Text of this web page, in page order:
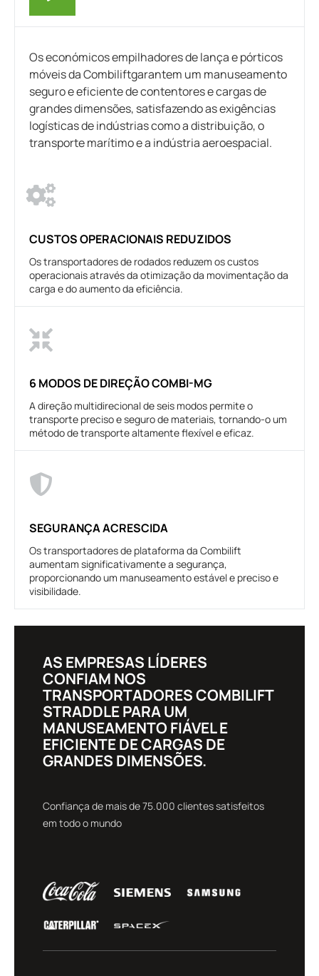
Os económicos empilhadores de lança e pórticos
móveis da Combiliftgarantem um manuseamento
seguro e eficiente de contentores e cargas de
grandes dimensões, satisfazendo as exigências
logísticas de indústrias como a distribuição, o
transporte marítimo e a indústria aeroespacial.
CUSTOS OPERACIONAIS REDUZIDOS
Os transportadores de rodados reduzem os custos
operacionais através da otimização da movimentação da
carga e do aumento da eficiência.
6 MODOS DE DIREÇÃO COMBI-MG
A direção multidirecional de seis modos permite o
transporte preciso e seguro de materiais, tornando-o um
método de transporte altamente flexível e eficaz.
SEGURANÇA ACRESCIDA
Os transportadores de plataforma da Combilift
aumentam significativamente a segurança,
proporcionando um manuseamento estável e preciso e
visibilidade.
AS EMPRESAS LÍDERES
CONFIAM NOS
TRANSPORTADORES COMBILIFT
STRADDLE PARA UM
MANUSEAMENTO FIÁVEL E
EFICIENTE DE CARGAS DE
GRANDES DIMENSÕES.
Confiança de mais de 75.000 clientes satisfeitos
em todo o mundo